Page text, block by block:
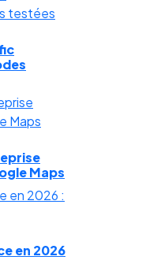
Maps
en 2026